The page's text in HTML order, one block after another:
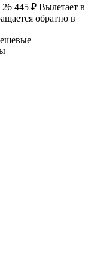
26 445 ₽ Вылетает в
обратно в